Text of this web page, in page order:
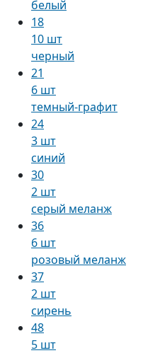
белый
18
10 шт
черный
21
6 шт
темный-графит
24
3 шт
синий
30
2 шт
серый меланж
36
6 шт
розовый меланж
37
2 шт
сирень
48
5 шт